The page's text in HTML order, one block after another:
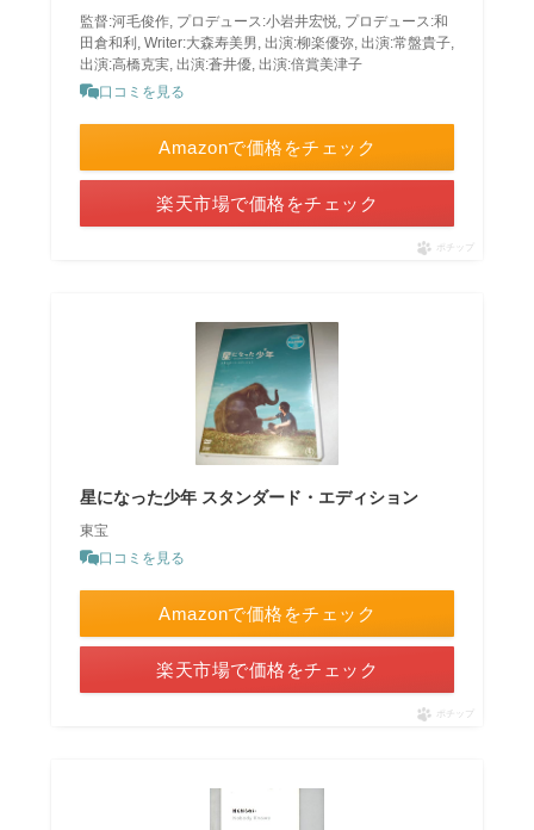
監督:河毛俊作, プロデュース:小岩井宏悦, プロデュース:和
田倉和利, Writer:大森寿美男, 出演:柳楽優弥, 出演:常盤貴子,
出演:高橋克実, 出演:蒼井優, 出演:倍賞美津子
口コミを見る
Amazonで価格をチェック
楽天市場で価格をチェック
ポチップ
星になった少年 スタンダード・エディション
東宝
口コミを見る
Amazonで価格をチェック
楽天市場で価格をチェック
ポチップ